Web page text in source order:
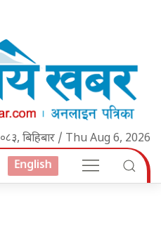
२०८३, बिहिबार / Thu Aug 6, 2026
English